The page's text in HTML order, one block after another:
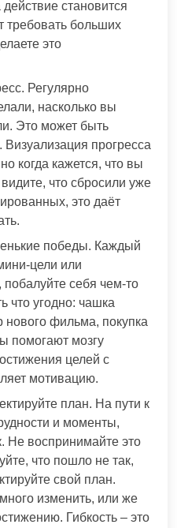
становится
требовать больших
это
Регулярно
насколько вы
Это может быть
прогресса
когда кажется, что вы
что сбросили уже
это даёт
победы. Каждый
цели или
себя чем-то
что угодно: чашка
фильма, покупка
помогают мозгу
целей с
мотивацию.
план. На пути к
и моменты,
Не воспринимайте это
что пошло не так,
свой план.
изменить, или же
Гибкость – это